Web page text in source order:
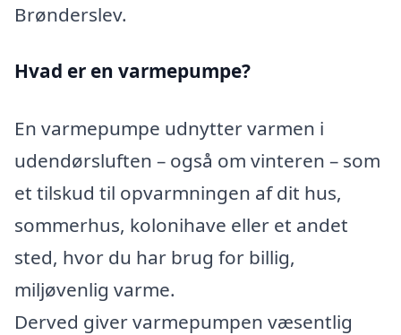
Brønderslev.
Hvad er en varmepumpe?
En varmepumpe udnytter varmen i
udendørsluften – også om vinteren – som
et tilskud til opvarmningen af dit hus,
sommerhus, kolonihave eller et andet
sted, hvor du har brug for billig,
miljøvenlig varme.
Derved giver varmepumpen væsentlig